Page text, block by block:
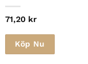
71,20 kr
Köp Nu